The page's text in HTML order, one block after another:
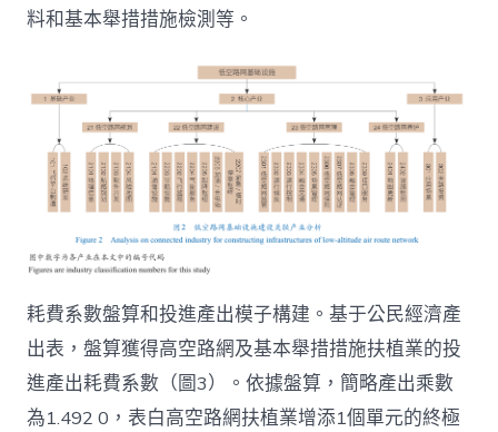
料和基本舉措措施檢測等。
耗費系數盤算和投進產出模子構建。基于公民經濟產
出表，盤算獲得高空路網及基本舉措措施扶植業的投
進產出耗費系數（圖3）。依據盤算，簡略產出乘數
為1.492 0，表白高空路網扶植業增添1個單元的終極